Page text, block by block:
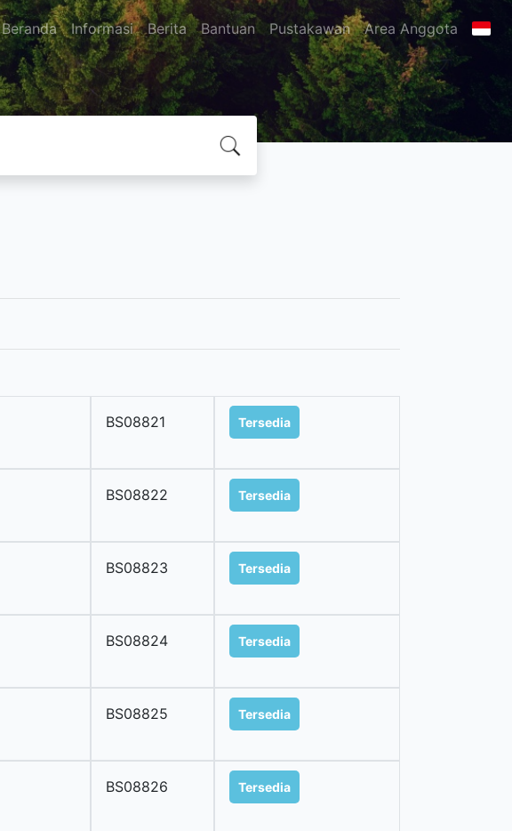
Beranda Informasi Berita Bantuan Pustakawan Area Anggota
BS08821 Tersedia
BS08822 Tersedia
BS08823 Tersedia
BS08824 Tersedia
BS08825 Tersedia
BS08826 Tersedia